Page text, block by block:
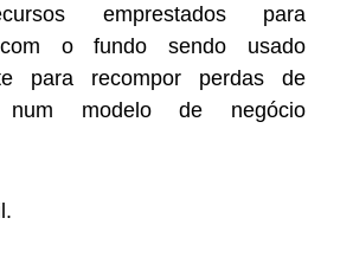
emprestados para
com o fundo sendo usado
para recompor perdas de
num modelo de negócio